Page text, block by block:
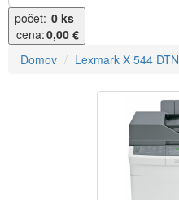
počet: 0 ks
cena:0,00 €
Domov
Lexmark X 544 DTN